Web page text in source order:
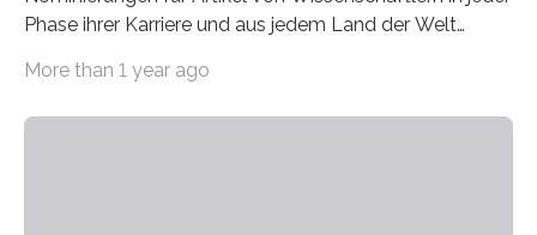
Phase ihrer Karriere und aus jedem Land der Welt
Leben gerufen, um die bemerkenswertesten
More than 1 year ago